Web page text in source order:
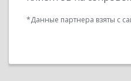
*Данные партнера взяты с